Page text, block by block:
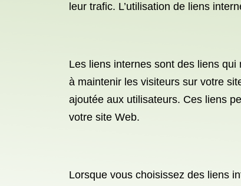
leur trafic. L’utilisation de liens
Les liens internes sont des liens
à maintenir les visiteurs sur votre
ajoutée aux utilisateurs. Ces liens
votre site Web.
Lorsque vous choisissez des liens